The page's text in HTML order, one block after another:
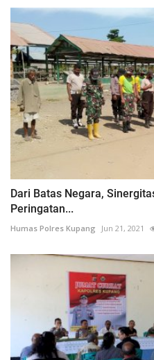
Dari Batas Negara,
Peringatan...
Humas Polres Kupang Jun 21, 2021